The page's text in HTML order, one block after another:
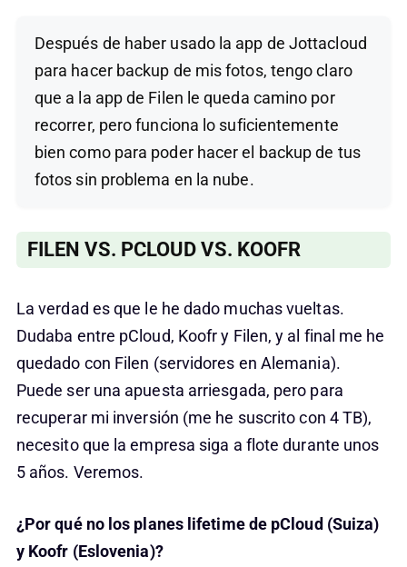
Después de haber usado la app de Jottacloud
para hacer backup de mis fotos, tengo claro
que a la app de Filen le queda camino por
recorrer, pero funciona lo suficientemente
bien como para poder hacer el backup de tus
fotos sin problema en la nube.
FILEN VS. PCLOUD VS. KOOFR
La verdad es que le he dado muchas vueltas.
Dudaba entre pCloud, Koofr y Filen, y al final me he
quedado con Filen (servidores en Alemania).
Puede ser una apuesta arriesgada, pero para
recuperar mi inversión (me he suscrito con 4 TB),
necesito que la empresa siga a flote durante unos
5 años. Veremos.
¿Por qué no los planes lifetime de pCloud (Suiza)
y Koofr (Eslovenia)?